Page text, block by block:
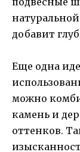
добавит
Еще одна
можно
камень и
оттенков.